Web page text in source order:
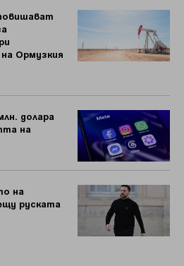
Ормузкия
долара
на
на
руската